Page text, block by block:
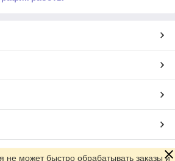
не может быстро обрабатывать заказы и